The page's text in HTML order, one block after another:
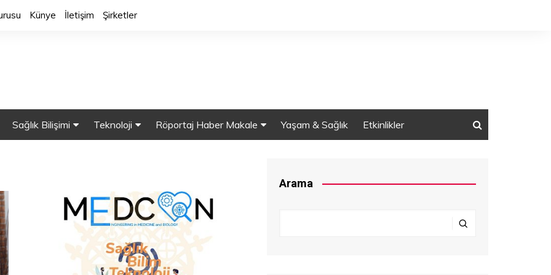
Künye İletişim Şirketler
Öğrenme
Sağlık Bilişimi
Sağlıkta Bulut Bilişim
Teknoloji
Akıllı Cihazlar
3 Boyutlu Yazıcılar
Sağlıkta Nanoteknolji
Nesnelerin İnterneti (IOT)
Röportaj Haber Makale
Haber
Yaşam & Sağlık Etkinlikler
Arama